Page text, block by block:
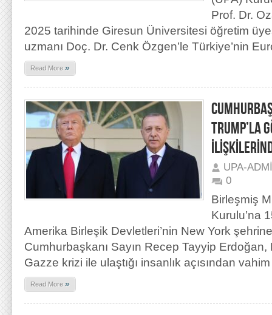
Prof. Dr.
2025 tarihinde Giresun Üniversitesi öğretim
uzmanı Doç. Dr. Cenk Özgen’le Türkiye’nin
Read More »
TRUMP’LA
UPA-
0
Birleşmiş
Kurulu’na
Amerika Birleşik Devletleri’nin New York
Cumhurbaşkanı Sayın Recep Tayyip Erdoğan,
Gazze krizi ile ulaştığı insanlık açısından
Read More »